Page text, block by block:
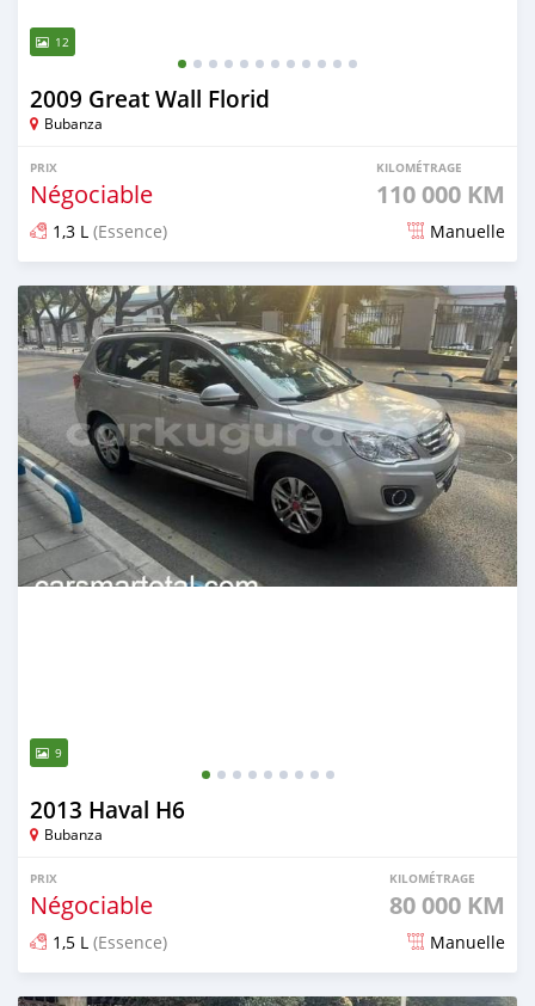
12
2009 Great Wall Florid
Bubanza
PRIX
Négociable
KILOMÉTRAGE
110 000 KM
1,3 L (Essence) Manuelle
Publié il y a environ 4 ans
9
2013 Haval H6
Bubanza
PRIX
Négociable
KILOMÉTRAGE
80 000 KM
1,5 L (Essence) Manuelle
Publié il y a environ 4 ans